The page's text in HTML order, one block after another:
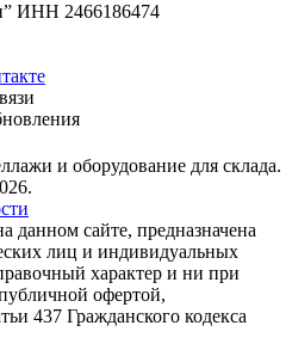
ИНН 2466186474
и оборудование для склада.
данном сайте, предназначена
лиц и индивидуальных
характер и ни при
офертой,
437 Гражданского кодекса